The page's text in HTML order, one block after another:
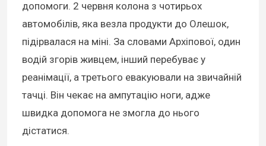
допомоги. 2 червня колона з чотирьох
автомобілів, яка везла продукти до Олешок,
підірвалася на міні. За словами Архіпової, один
водій згорів живцем, інший перебуває у
реанімації, а третього евакуювали на звичайній
тачці. Він чекає на ампутацію ноги, адже
швидка допомога не змогла до нього
дістатися.